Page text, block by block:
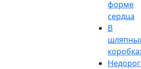
форме
сердца
В